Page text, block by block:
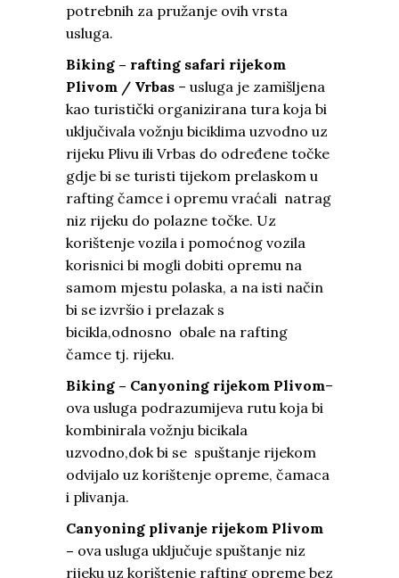
potrebnih za pružanje ovih vrsta
usluga.
Biking – rafting safari rijekom
Plivom / Vrbas – usluga je zamišljena
kao turistički organizirana tura koja bi
uključivala vožnju biciklima uzvodno uz
rijeku Plivu ili Vrbas do određene točke
gdje bi se turisti tijekom prelaskom u
rafting čamce i opremu vraćali natrag
niz rijeku do polazne točke. Uz
korištenje vozila i pomoćnog vozila
korisnici bi mogli dobiti opremu na
samom mjestu polaska, a na isti način
bi se izvršio i prelazak s
bicikla,odnosno obale na rafting
čamce tj. rijeku.
Biking – Canyoning rijekom Plivom–
ova usluga podrazumijeva rutu koja bi
kombinirala vožnju bicikala
uzvodno,dok bi se spuštanje rijekom
odvijalo uz korištenje opreme, čamaca
i plivanja.
Canyoning plivanje rijekom Plivom
– ova usluga uključuje spuštanje niz
rijeku uz korištenje rafting opreme bez